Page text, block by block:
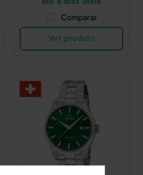
Comparar
Ver produto